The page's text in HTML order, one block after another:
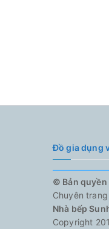
Đồ gia dụng
© Bản
Chuyên
Nhà bếp
Copyright